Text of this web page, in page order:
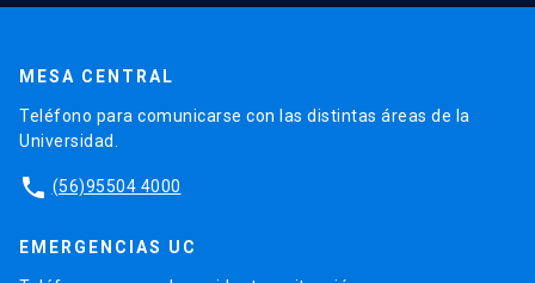
MESA CENTRAL
Teléfono para comunicarse con las distintas áreas de la
Universidad.
phone (56)95504 4000
EMERGENCIAS UC